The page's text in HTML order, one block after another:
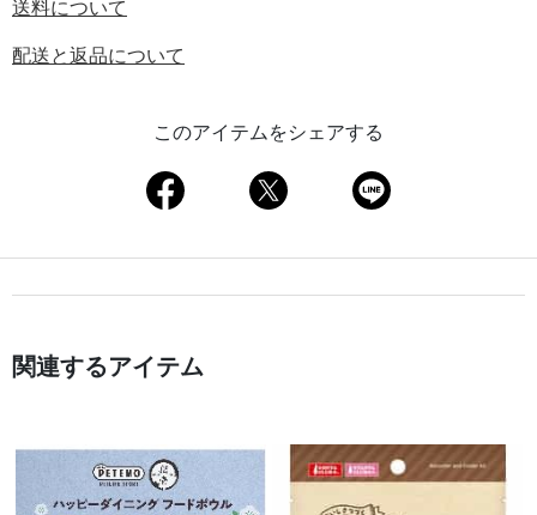
送料について
配送と返品について
このアイテムをシェアする
関連するアイテム